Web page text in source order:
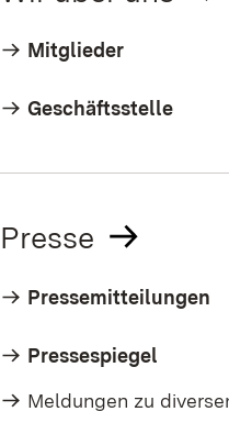
Mitglieder
Geschäftsstelle​
Presse
Pressemitteilungen
Pressespiegel
Meldungen zu